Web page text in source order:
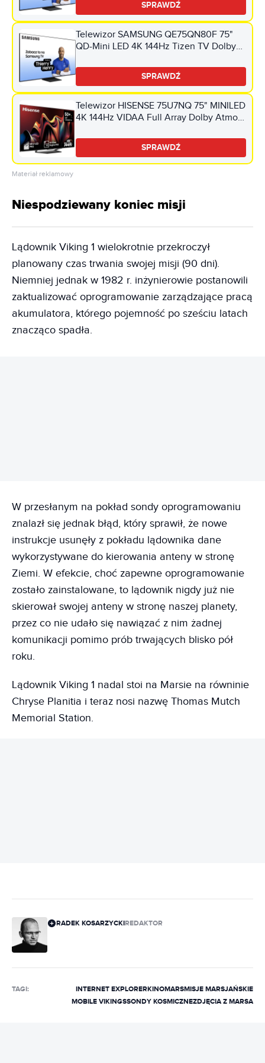
SPRAWDŹ
Telewizor SAMSUNG QE75QN80F 75"
QD-Mini LED 4K 144Hz Tizen TV Dolby
SPRAWDŹ
Telewizor HISENSE 75U7NQ 75" MINILED
4K 144Hz VIDAA Full Array Dolby Atmos
SPRAWDŹ
Materiał reklamowy
Niespodziewany koniec misji
Lądownik Viking 1 wielokrotnie przekroczył
planowany czas trwania swojej misji (90 dni).
Niemniej jednak w 1982 r. inżynierowie postanowili
zaktualizować oprogramowanie zarządzające pracą
akumulatora, którego pojemność po sześciu latach
znacząco spadła.
W przesłanym na pokład sondy oprogramowaniu
znalazł się jednak błąd, który sprawił, że nowe
instrukcje usunęły z pokładu lądownika dane
wykorzystywane do kierowania anteny w stronę
Ziemi. W efekcie, choć zapewne oprogramowanie
zostało zainstalowane, to lądownik nigdy już nie
skierował swojej anteny w stronę naszej planety,
przez co nie udało się nawiązać z nim żadnej
komunikacji pomimo prób trwających blisko pół
roku.
Lądownik Viking 1 nadal stoi na Marsie na równinie
Chryse Planitia i teraz nosi nazwę Thomas Mutch
Memorial Station.
RADEK KOSARZYCKIREDAKTOR
TAGI: INTERNET EXPLORERKINOMARSMISJE MARSJAŃSKIE
MOBILE VIKINGSSONDY KOSMICZNEZDJĘCIA Z MARSA